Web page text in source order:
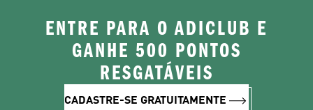
ENTRE PARA O ADICLUB E
GANHE 500 PONTOS
RESGATÁVEIS
CADASTRE-SE GRATUITAMENTE